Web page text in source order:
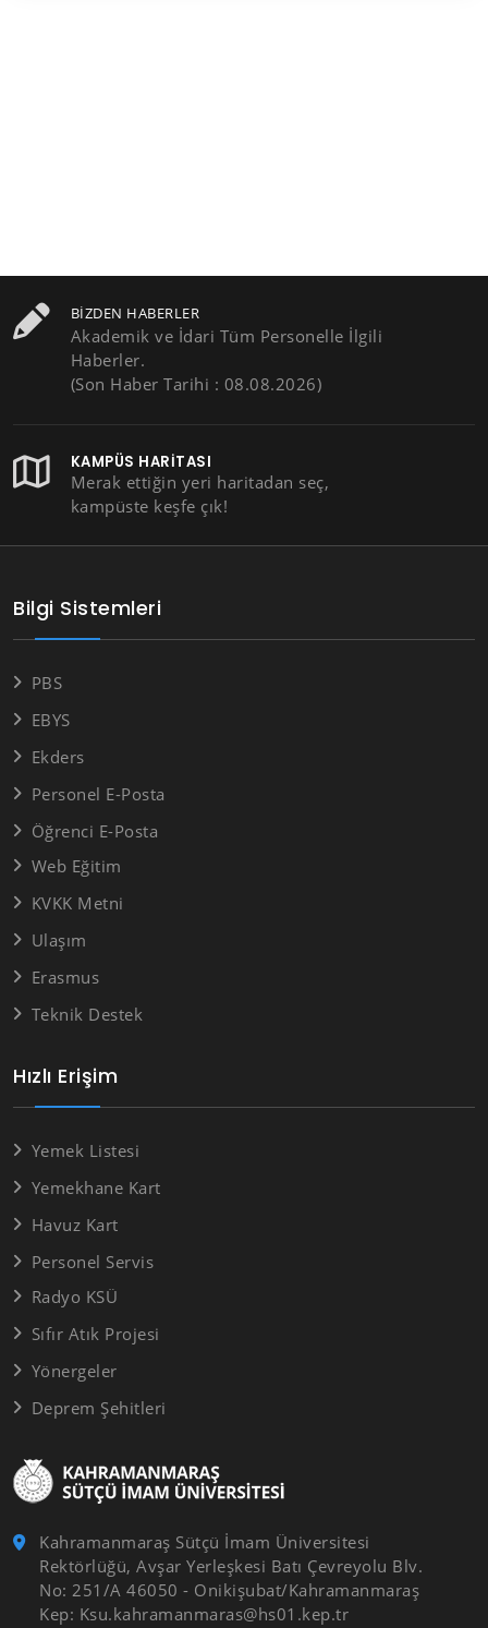
BIZDEN HABERLER
Akademik ve İdari Tüm Personelle İlgili
Haberler.
(Son Haber Tarihi : 08.08.2026)
KAMPÜS HARITASI
Merak ettiğin yeri haritadan seç,
kampüste keşfe çık!
Kahramanmaraş Sütçü İmam Üniversitesi
Rektörlüğü, Avşar Yerleşkesi Batı Çevreyolu Blv.
No: 251/A 46050 - Onikişubat/Kahramanmaraş
Kep: Ksu.kahramanmaras@hs01.kep.tr
Hızlı Erişim
Yemek Listesi
Yemekhane Kart
Havuz Kart
Personel Servis
Radyo KSÜ
Sıfır Atık Projesi
Yönergeler
Deprem Şehitleri
Bilgi Sistemleri
PBS
EBYS
Ekders
Personel E-Posta
Öğrenci E-Posta
Web Eğitim
KVKK Metni
Ulaşım
Erasmus
Teknik Destek